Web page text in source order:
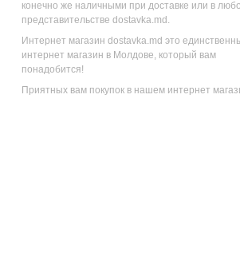
конечно же наличными при доставке или в
представительстве dostavka.md.
Интернет магазин dostavka.md это
интернет магазин в Молдове, который вам
понадобится!
Приятных вам покупок в нашем интернет